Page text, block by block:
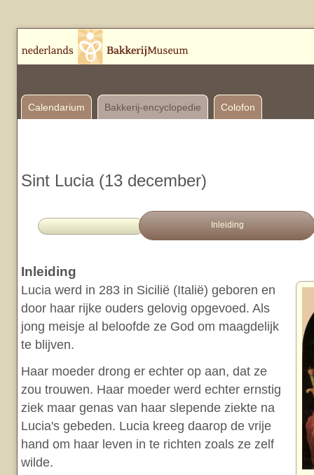
Calendarium Bakkerij-encyclopedie Colofon
Sint Lucia (13 december)
Inleiding
Inleiding
Lucia werd in 283 in Sicilië (Italië) geboren en
door haar rijke ouders gelovig opgevoed. Als
jong meisje al beloofde ze God om maagdelijk
te blijven.
Haar moeder drong er echter op aan, dat ze
zou trouwen. Haar moeder werd echter ernstig
ziek maar genas van haar slepende ziekte na
Lucia's gebeden. Lucia kreeg daarop de vrije
hand om haar leven in te richten zoals ze zelf
wilde.